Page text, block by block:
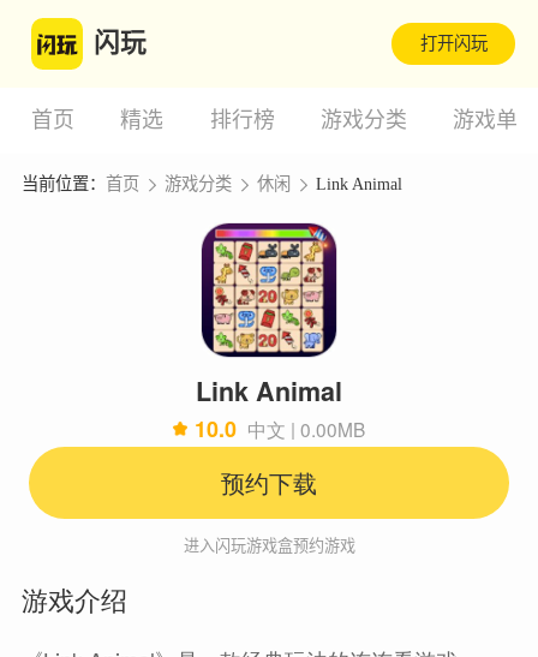
闪玩 打开闪玩
首页 精选 排行榜 游戏分类 游戏单
当前位置： 首页 游戏分类 休闲 Link Animal
Link Animal
10.0 中文 | 0.00MB
预约下载
进入闪玩游戏盒预约游戏
游戏介绍